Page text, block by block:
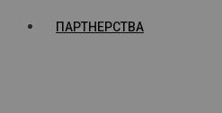
ПАРТНЕРСТВА